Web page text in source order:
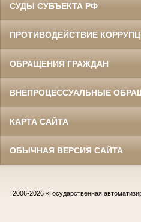
СУДЫ СУБЪЕКТА РФ
ПРОТИВОДЕЙСТВИЕ
ОБРАЩЕНИЯ ГРАЖДАН
ВНЕПРОЦЕССУАЛЬНЫЕ
КАРТА САЙТА
ОБЫЧНАЯ ВЕРСИЯ САЙТА
2006-2026 «Государственная